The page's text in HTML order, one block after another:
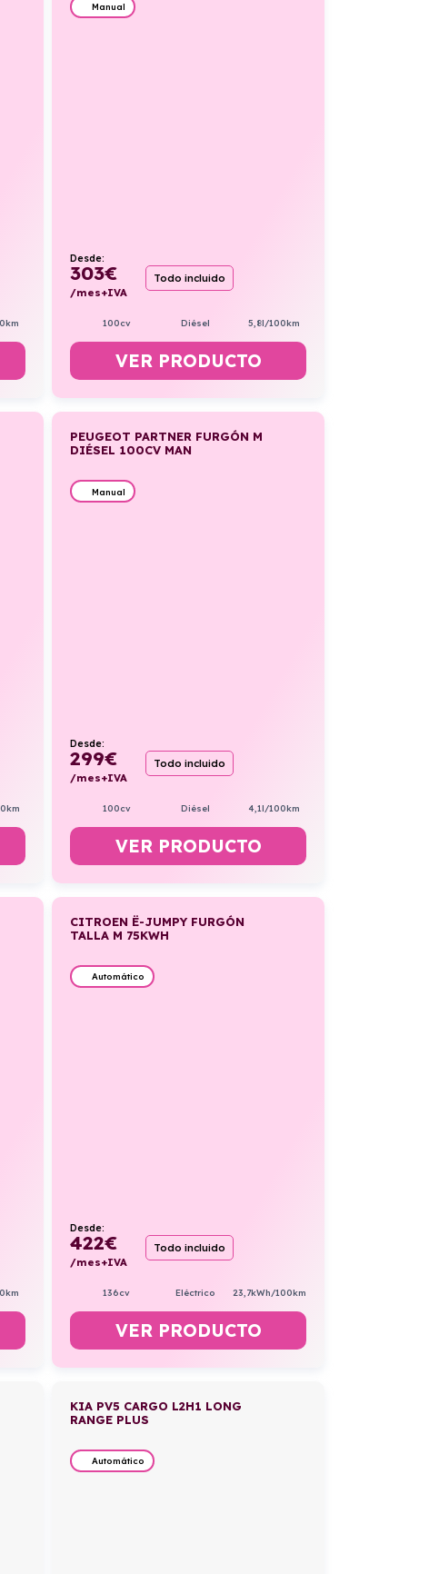
Manual
Desde:
303€
/mes+IVA
Todo incluido
100cv Diésel 5,8l/100km
VER PRODUCTO
PEUGEOT PARTNER FURGÓN M
DIÉSEL 100CV MAN
Manual
Desde:
299€
/mes+IVA
Todo incluido
100cv Diésel 4,1l/100km
VER PRODUCTO
CITROEN Ë-JUMPY FURGÓN
TALLA M 75KWH
Automático
Desde:
422€
/mes+IVA
Todo incluido
136cv Eléctrico 23,7kWh/100km
VER PRODUCTO
KIA PV5 CARGO L2H1 LONG
RANGE PLUS
Automático